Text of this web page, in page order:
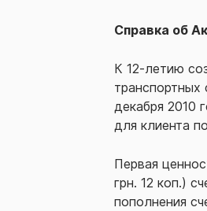
Справка об
К 12-летию
транспортных
декабря 2010
для клиента
Первая
грн. 12 коп.)
пополнения